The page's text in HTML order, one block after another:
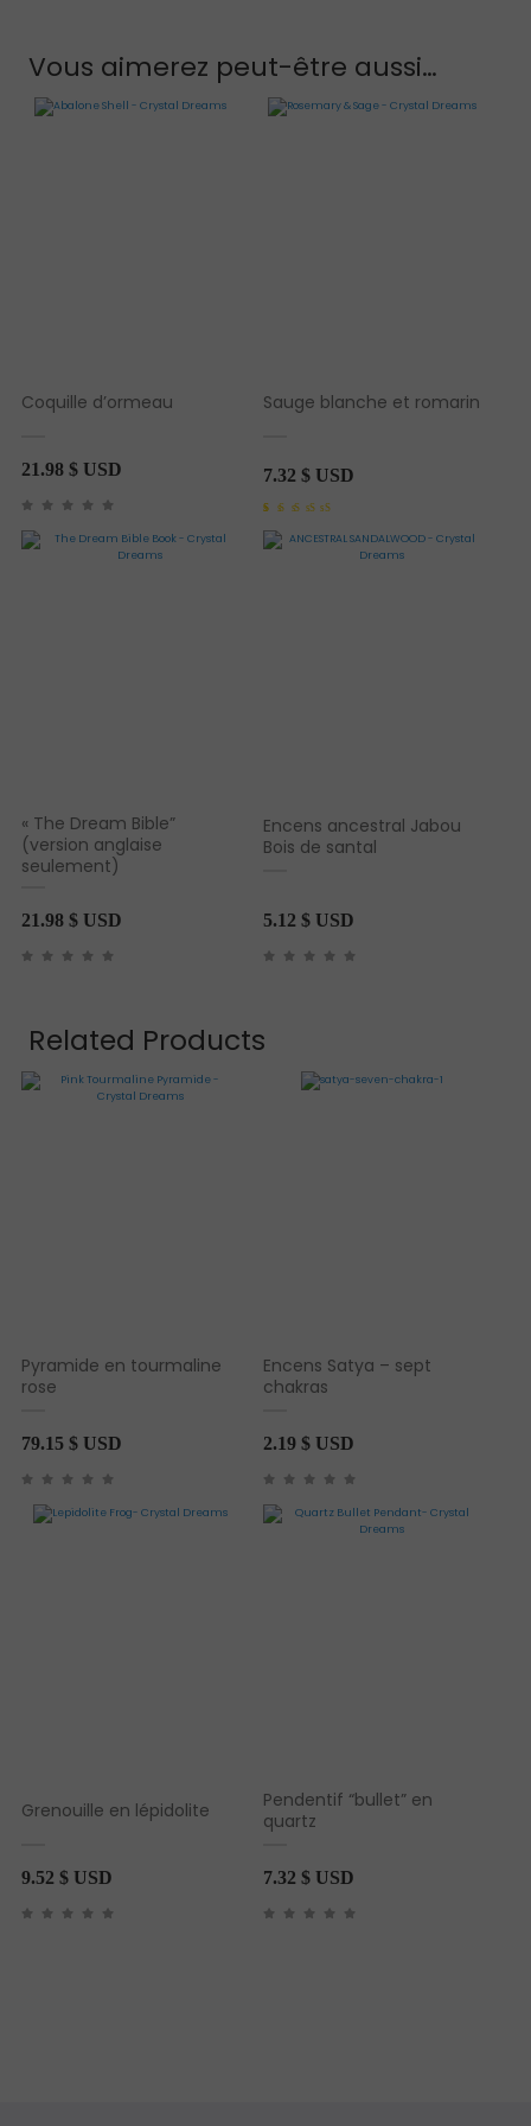
Vous aimerez peut-être aussi…
Coquille d’ormeau
21.98 $ USD
Sauge blanche et romarin
7.32 $ USD
notation client
« The Dream Bible”
(version anglaise
seulement)
21.98 $ USD
Encens ancestral Jabou
Bois de santal
5.12 $ USD
Related Products
Pyramide en tourmaline
rose
79.15 $ USD
Encens Satya – sept
chakras
2.19 $ USD
Grenouille en lépidolite
9.52 $ USD
Pendentif “bullet” en
quartz
7.32 $ USD